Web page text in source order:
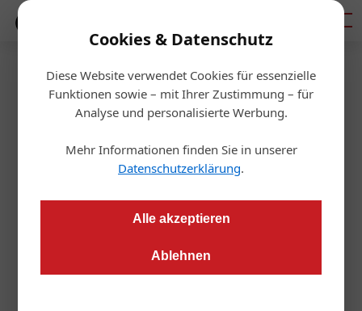
Cookies & Datenschutz
Diese Website verwendet Cookies für essenzielle
Funktionen sowie – mit Ihrer Zustimmung – für
Analyse und personalisierte Werbung.
Mehr Informationen finden Sie in unserer
Datenschutzerklärung.
Alle akzeptieren
Ablehnen
Startseite/Aktuelles
Wien ist die Mieterstadt
Europas
In keiner anderen europäischen Stadt wird so viel gemietet
wie in Wien: Österreichs Hauptstadt ist laut aktuellem